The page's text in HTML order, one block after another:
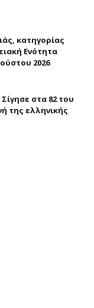
κατηγορίας
Ενότητα
2026
στα 82 του
της ελληνικής